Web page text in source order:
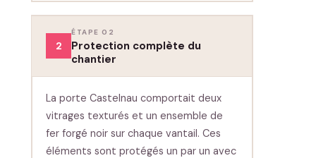
2
ÉTAPE 02
Protection complète du
chantier
La porte Castelnau comportait deux
vitrages texturés et un ensemble de
fer forgé noir sur chaque vantail. Ces
éléments sont protégés un par un avec